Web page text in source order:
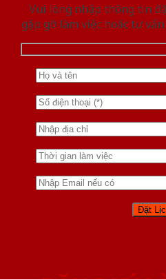
Vui lòng nhập thông tin
gặp gỡ làm việc hoăc tư